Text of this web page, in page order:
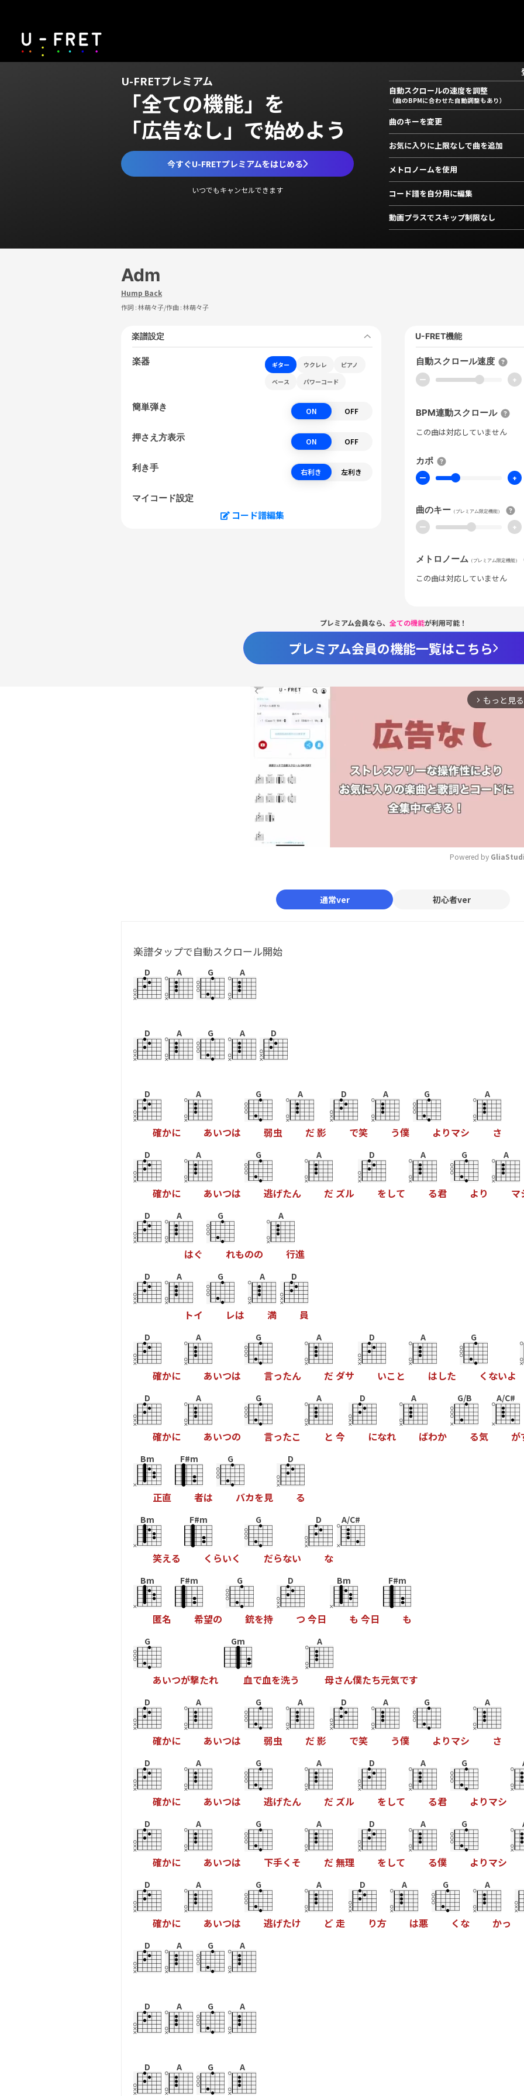
U-FRETプレミアム
「全ての機能」を
「広告なし」で始めよう
今すぐU-FRETプレミアムをはじめる
いつでもキャンセルできます
自動スクロールの速度を調整
（曲のBPMに合わせた自動調整もあり）
曲のキーを変更
お気に入りに上限なしで曲を追加
メトロノームを使用
コード譜を自分用に編集
動画プラスでスキップ制限なし
Adm
Hump Back
作詞 :林萌々子/作曲 :林萌々子
楽譜設定
楽器 ギター ウクレレ
ピアノ
ベース
パワーコード
簡単弾き ON OFF
押さえ方表示 ON OFF
利き手 右利き 左利き
マイコード設定
コード譜編集
U-FRET機能
自動スクロール速度
ー +
BPM連動スクロール
この曲は対応していません
カポ
ー +
曲のキー （プレミアム限定機能）
ー +
メトロノーム （プレミアム限定機能）
この曲は対応していません
プレミアム会員なら、 全ての機能が利用可能！
プレミアム会員の機能一覧はこちら
arrow_forward_ios もっと見る
Powered by
通常ver 初心者ver
楽譜タップで自動スクロール開始
D A G A
D A G A D
D
確かに
A
あいつは
G
弱虫
A
だ影
D
で笑
A
う僕
G
よ りマシ
A
さ
D
確かに
A
あいつは
G
逃げたん
A
だ ズル
D
をして
A
る君
G
よ り
A
マ
D A
はぐ
G
れものの
A
行進
D A
トイ
G
レは
A
満
D
員
D
確かに
A
あいつは
G
言ったん
A
だダサ
D
いこ と
A
はした
G
く ないよ
D
確かに
A
あいつの
G
言ったこ
A
と 今
D
になれ
A
ばわか
G/B
る気
A/C#
が
Bm
正直
F#m
者は
G
バカを見
D
る
Bm
笑える
F#m
く らいく
G
だらない
D
な
A/C#
Bm
匿名
F#m
希望の
G
銃を持
D
つ 今日
Bm
も 今日
F#m
も
G
あいつが撃たれ
Gm
血で血を洗う
A
母さん僕たち元気です
D
確かに
A
あいつは
G
弱虫
A
だ影
D
で笑
A
う僕
G
よ りマシ
A
さ
D
確かに
A
あいつは
G
逃げたん
A
だ ズル
D
をして
A
る君
G
よ りマシ
D
確かに
A
あいつは
G
下手く そ
A
だ無理
D
をして
A
る僕
G
よ りマシ
D
確かに
A
あいつは
G
逃げたけ
A
ど走
D
り方
A
は悪
G
く な
A
かっ
D A G A
D A G A
D A G A